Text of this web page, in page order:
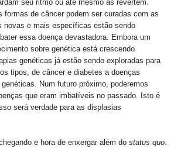
seu ritmo ou até mesmo as revertem.
formas de câncer podem ser curadas com as
novas e mais específicas estão sendo
essa doença devastadora. Embora um
sobre genética está crescendo
genéticas já estão sendo exploradas para
tipos, de câncer e diabetes a doenças
Num futuro próximo, poderemos
que eram imbatíveis no passado. Isto é
será verdade para as displasias
e hora de enxergar além do status quo.